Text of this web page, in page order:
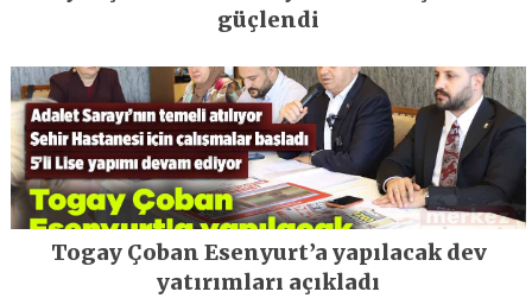
güçlendi
Togay Çoban Esenyurt’a yapılacak dev
yatırımları açıkladı